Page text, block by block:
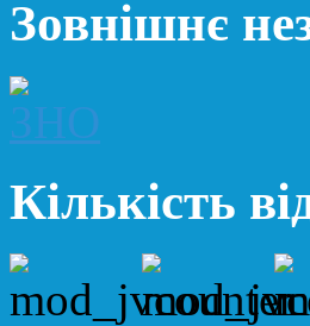
Зовнішнє
Кількість